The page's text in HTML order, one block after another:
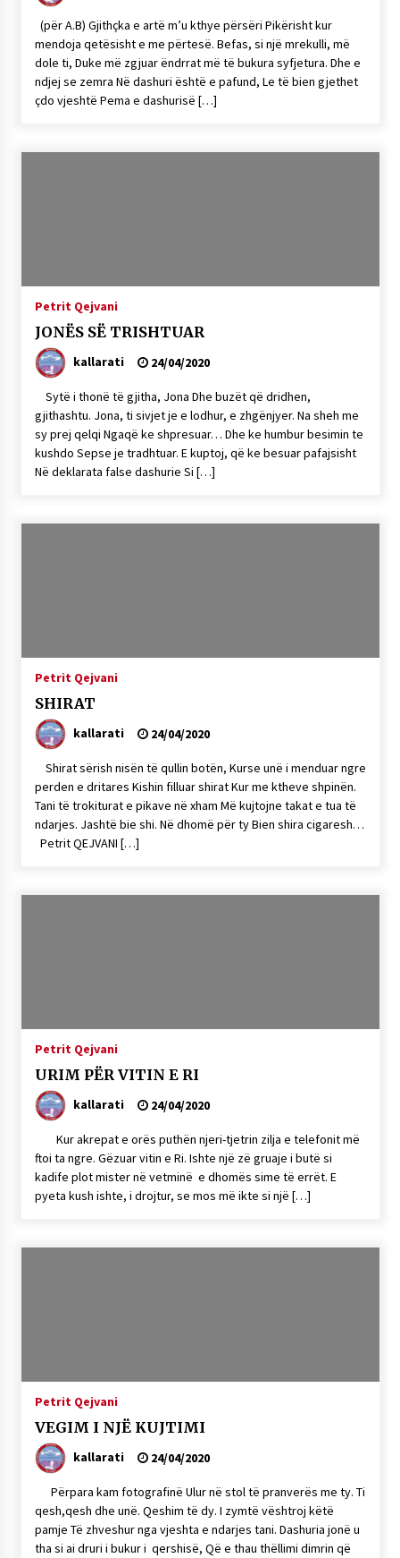
(për A.B) Gjithçka e artë m’u kthye përsëri Pikërisht kur
mendoja qetësisht e me përtesë. Befas, si një mrekulli, më
dole ti, Duke më zgjuar ëndrrat më të bukura syfjetura. Dhe e
ndjej se zemra Në dashuri është e pafund, Le të bien gjethet
çdo vjeshtë Pema e dashurisë […]
Petrit Qejvani
JONËS SË TRISHTUAR
kallarati 24/04/2020
Sytë i thonë të gjitha, Jona Dhe buzët që dridhen,
gjithashtu. Jona, ti sivjet je e lodhur, e zhgënjyer. Na sheh me
sy prej qelqi Ngaqë ke shpresuar… Dhe ke humbur besimin te
kushdo Sepse je tradhtuar. E kuptoj, që ke besuar pafajsisht
Në deklarata false dashurie Si […]
Petrit Qejvani
SHIRAT
kallarati 24/04/2020
Shirat sërish nisën të qullin botën, Kurse unë i menduar ngre
perden e dritares Kishin filluar shirat Kur me ktheve shpinën.
Tani të trokiturat e pikave në xham Më kujtojne takat e tua të
ndarjes. Jashtë bie shi. Në dhomë për ty Bien shira cigaresh…
Petrit QEJVANI […]
Petrit Qejvani
URIM PËR VITIN E RI
kallarati 24/04/2020
Kur akrepat e orës puthën njeri-tjetrin zilja e telefonit më
ftoi ta ngre. Gëzuar vitin e Ri. Ishte një zë gruaje i butë si
kadife plot mister në vetminë e dhomës sime të errët. E
pyeta kush ishte, i drojtur, se mos më ikte si një […]
Petrit Qejvani
VEGIM I NJË KUJTIMI
kallarati 24/04/2020
Përpara kam fotografinë Ulur në stol të pranverës me ty. Ti
qesh,qesh dhe unë. Qeshim të dy. I zymtë vështroj këtë
pamje Të zhveshur nga vjeshta e ndarjes tani. Dashuria jonë u
tha si ai druri i bukur i qershisë, Që e thau thëllimi dimrin që